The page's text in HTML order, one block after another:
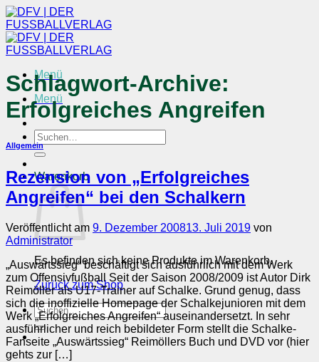
Zum
Inhalt
springen
Menü
Menü
Suchen
nach:
Warenkorb
Es befinden sich keine Produkte im Warenkorb.
Zurück zum Shop
Suchen
nach:
Schlagwort-Archive:
Erfolgreiches Angreifen
Allgemein
Rezension von „Erfolgreiches
Angreifen“ bei den Schalkern
Veröffentlicht am 9. Dezember 200813. Juli 2019 von
Administrator
„Auswärtssieg“ beschäftigt sich ausführlich mit dem Werk
zum Offensivfußball Seit der Saison 2008/2009 ist Autor Dirk
Reimöller als U17-Trainer auf Schalke. Grund genug, dass
sich die inoffizielle Homepage der Schalkejunioren mit dem
Werk „Erfolgreiches Angreifen“ auseinandersetzt. In sehr
ausführlicher und reich bebildeter Form stellt die Schalke-
Fanseite „Auswärtssieg“ Reimöllers Buch und DVD vor (hier
gehts zur […]